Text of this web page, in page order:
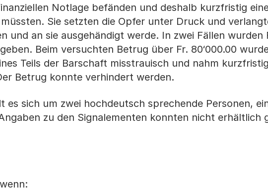
Notlage befänden und deshalb kurzfristig
Sie setzten die Opfer unter Druck und
und an sie ausgehändigt werde. In zwei Fällen wurden
Beim versuchten Betrug über Fr. 80‘000.00
Teils der Barschaft misstrauisch und nahm
Betrug konnte verhindert werden.
es sich um zwei hochdeutsch sprechende Personen,
zu den Signalementen konnten nicht erhältlich